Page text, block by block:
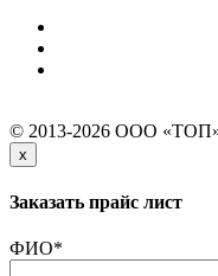
© 2013-2026 ООО
x
Заказать прайс лист
ФИО*